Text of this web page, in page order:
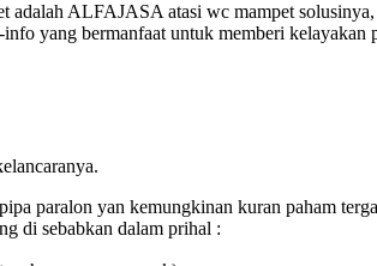
ALFAJASA atasi wc mampet
yang bermanfaat untuk memberi kelayakan
paralon yan kemungkinan kuran paham
di sebabkan dalam prihal :